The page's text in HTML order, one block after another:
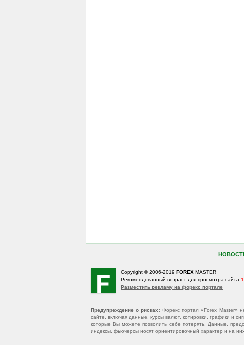
Copyright © 2006-2019 FOREX MASTER
Рекомендованный возраст для просмотра сайта
Разместить рекламу на форекс портале
Предупреждение о рисках : Форекс портал «Forex Master»
сайте, включая данные, курсы валют, котировки, графики и
которые Вы можете позволить себе потерять. Данные,
индексы, фьючерсы носят ориентировочный характер и на